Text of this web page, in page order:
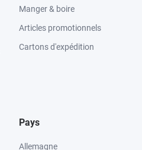
Manger & boire
Articles promotionnels
Cartons d'expédition
Pays
Allemagne